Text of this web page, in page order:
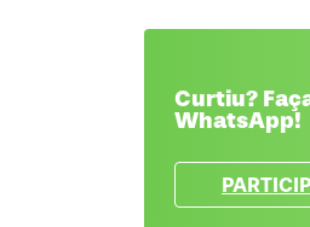
Curtiu?
WhatsApp!